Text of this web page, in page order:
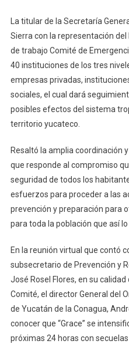
La titular de la Secretaría
Sierra con la representación
de trabajo Comité de
40 instituciones de los tres
empresas privadas,
sociales, el cual dará
posibles efectos del sistema
territorio yucateco.
Resaltó la amplia coordinación
que responde al compromiso
seguridad de todos los
esfuerzos para proceder a las
prevención y preparación para
para toda la población que así
En la reunión virtual que contó
subsecretario de Prevención y
José Rosel Flores, en su
Comité, el director General del
de Yucatán de la Conagua,
conocer que “Grace” se
próximas 24 horas con